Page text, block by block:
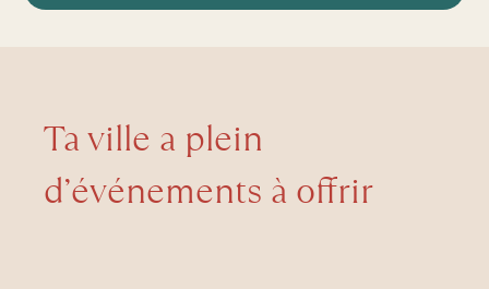
Ta ville a plein
d’événements à offrir